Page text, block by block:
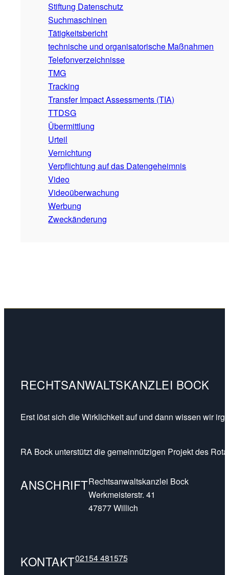
Stiftung Datenschutz
Suchmaschinen
Tätigkeitsbericht
technische und organisatorische Maßnahmen
Telefonverzeichnisse
TMG
Tracking
Transfer Impact Assessments (TIA)
TTDSG
Übermittlung
Urteil
Vernichtung
Verpflichtung auf das Datengeheimnis
Video
Videoüberwachung
Werbung
Zweckänderung
RECHTSANWALTSKANZLEI BOCK
Erst löst sich die Wirklichkeit auf und dann wissen wir
RA Bock unterstützt die gemeinnützigen Projekt des
ANSCHRIFTRechtsanwaltskanzlei Bock
Werkmeisterstr. 41
47877 Willich
KONTAKT02154 481575